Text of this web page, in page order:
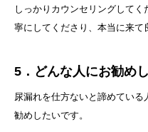
しっかりカウンセリングして
寧にしてくださり、本当に来て
5．どんな人にお勧め
尿漏れを仕方ないと諦めてい
勧めしたいです。